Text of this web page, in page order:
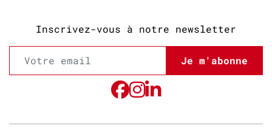
Inscrivez-vous à notre newsletter
Je m'abonne